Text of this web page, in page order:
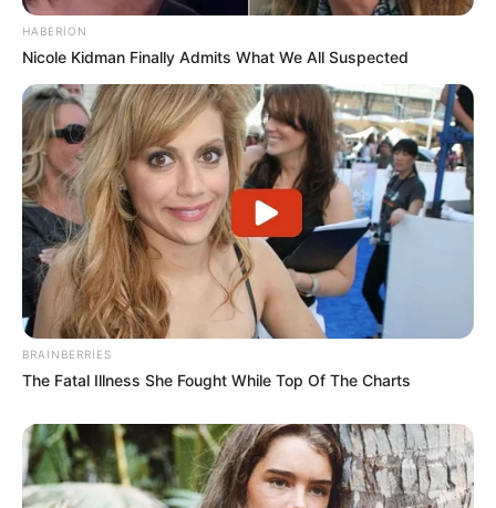
19:14 / 05 Avqust 2026 SİYASƏT
ABŞ və İran arasında kritik 48 saat
161
HABERION
Nicole Kidman Finally Admits What We All Suspected
BRAINBERRIES
The Fatal Illness She Fought While Top Of The Charts